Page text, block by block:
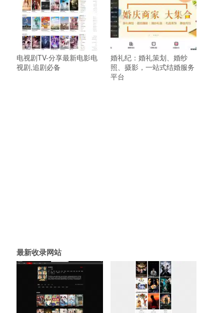
电视剧TV-分享最新电影电
视剧,追剧必备
婚礼纪：婚礼策划、婚纱
照、摄影，一站式结婚服务
平台
最新收录网站